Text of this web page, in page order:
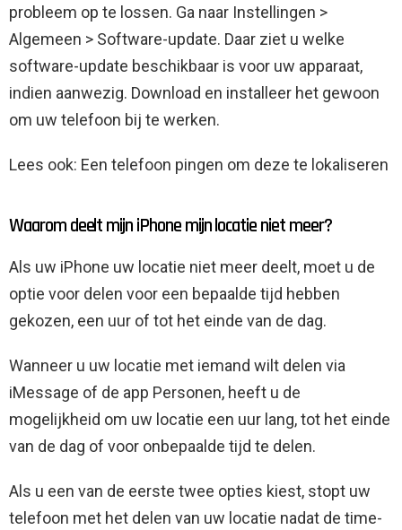
probleem op te lossen. Ga naar Instellingen >
Algemeen > Software-update. Daar ziet u welke
software-update beschikbaar is voor uw apparaat,
indien aanwezig. Download en installeer het gewoon
om uw telefoon bij te werken.
Lees ook: Een telefoon pingen om deze te lokaliseren
Waarom deelt mijn iPhone mijn locatie niet meer?
Als uw iPhone uw locatie niet meer deelt, moet u de
optie voor delen voor een bepaalde tijd hebben
gekozen, een uur of tot het einde van de dag.
Wanneer u uw locatie met iemand wilt delen via
iMessage of de app Personen, heeft u de
mogelijkheid om uw locatie een uur lang, tot het einde
van de dag of voor onbepaalde tijd te delen.
Als u een van de eerste twee opties kiest, stopt uw ​​
telefoon met het delen van uw locatie nadat de time-